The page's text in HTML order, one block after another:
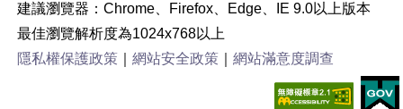
建議瀏覽器：Chrome、Firefox、Edge、IE 9.0以上版本
最佳瀏覽解析度為1024x768以上
隱私權保護政策｜ 網站安全政策｜ 網站滿意度調查